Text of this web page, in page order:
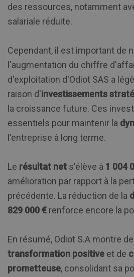
des ressources, notamment
salariale réduite.
Cependant, il est important de
l'augmentation du chiffre
d'exploitation d'Odiot SAS a
raison d'investissements
la croissance future. Ces
essentiels pour maintenir la
l'entreprise à long terme.
Le résultat net s'élève à 1 004
amélioration par rapport à la
précédente. La réduction de la
829 000 € renforce encore la
En résumé, Odiot S.A montre
transformation positive et de
prometteuse, consolidant sa